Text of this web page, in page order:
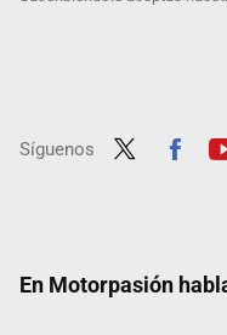
Síguenos
En Motorpasión